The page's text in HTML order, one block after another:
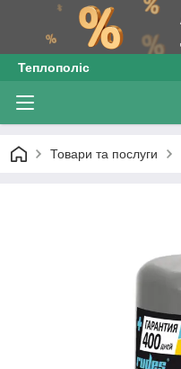
Теплополіс
Товари та послуги